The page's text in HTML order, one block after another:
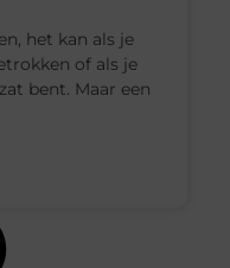
het kan als je
of als je
bent. Maar een